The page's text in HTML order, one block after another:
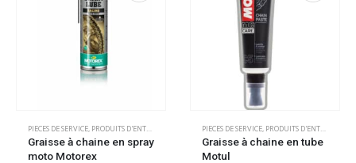
PIECES DE SERVICE, PRODUITS D'ENTRETIEN
Graisse à chaine en spray
moto Motorex
PIECES DE SERVICE, PRODUITS D'ENTRETIEN
Graisse à chaine en tube
Motul